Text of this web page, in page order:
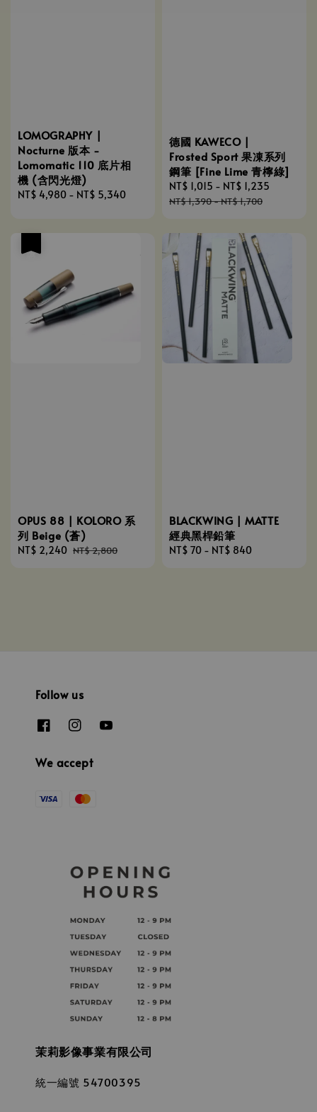
LOMOGRAPHY |
Nocturne 版本 -
Lomomatic 110 底片相
機 (含閃光燈)
Regular
NT$ 4,980 - NT$ 5,340
德國 KAWECO |
Frosted Sport 果凍系列
鋼筆 [Fine Lime 青檸綠]
Sale
price
NT$ 1,015 - NT$ 1,235
NT$ 1,390-NT$ 1,700
OPUS 88 | KOLORO 系
列 Beige (蒼)
Sale
NT$ 2,240 Regular
NT$ 2,800
BLACKWING | MATTE
經典黑桿鉛筆
Regular
NT$ 70 - NT$ 840
Follow us
We accept
茉莉影像事業有限公司
統一編號 54700395